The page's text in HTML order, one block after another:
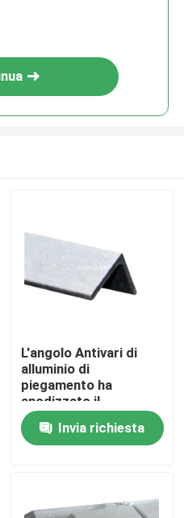
L'angolo Antivari di
alluminio di
piegamento ha
anodizzato il
complessivo staffa
presenta gli accessori
5083 6061 T6
Invia richiesta